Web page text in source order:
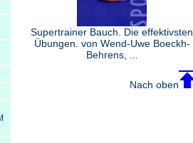
Supertrainer Bauch. Die effektivsten
Übungen. von Wend-Uwe Boeckh-
Behrens, ...
Nach oben